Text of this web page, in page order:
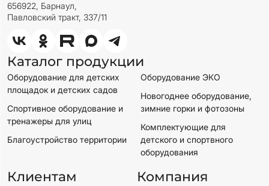
656922, Барнаул,
Павловский тракт, 337/11
Каталог продукции
Оборудование для детских
площадок и детских садов
Спортивное оборудование и
тренажеры для улиц
Благоустройство территории
Оборудование ЭКО
Новогоднее оборудование,
зимние горки и фотозоны
Комплектующие для
детского и спортвного
оборудования
Клиентам Компания